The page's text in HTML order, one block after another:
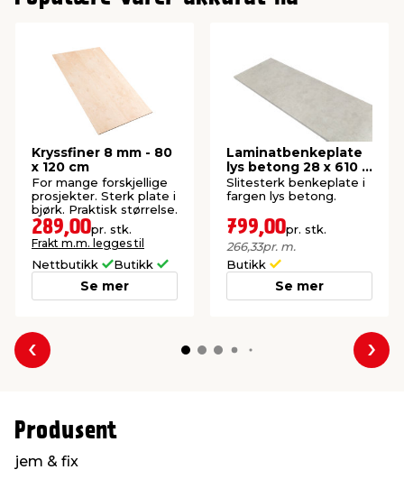
Kryssfiner 8 mm - 80
x 120 cm
For mange forskjellige
prosjekter. Sterk plate i
bjørk. Praktisk størrelse.
289,00pr. stk.
Frakt m.m. legges til
Nettbutikk Butikk
Se mer
Laminatbenkeplate
lys betong 28 x 610 x
3000 mm
Slitesterk benkeplate i
fargen lys betong.
799,00pr. stk.
266,33pr. m.
Butikk
Se mer
Forrige
Produsent
jem & fix